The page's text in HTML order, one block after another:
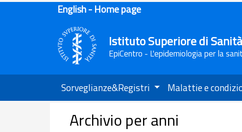
English - Home page
Istituto Superiore di Sanità
EpiCentro - L'epidemiologia per la
Sorveglianze&Registri Malattie e
Archivio per anni